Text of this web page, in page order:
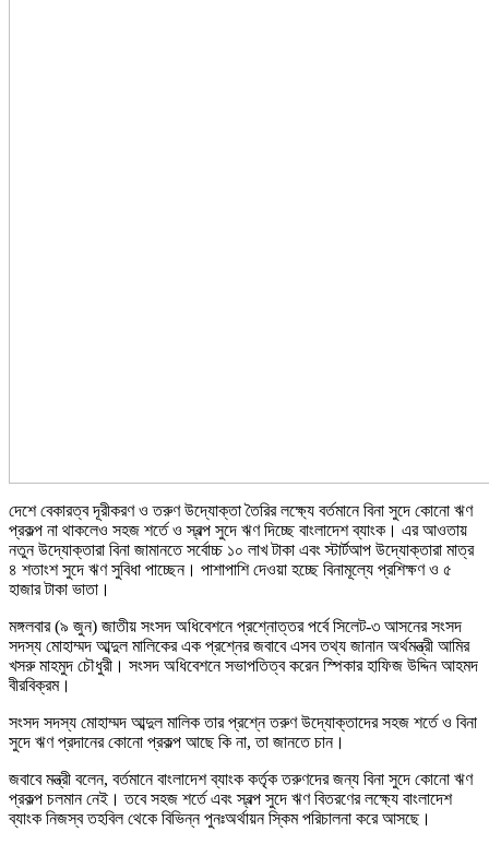
দেশে বেকারত্ব দূরীকরণ ও তরুণ উদ্যোক্তা তৈরির লক্ষ্যে বর্তমানে বিনা সুদে কোনো ঋণ
প্রকল্প না থাকলেও সহজ শর্তে ও স্বল্প সুদে ঋণ দিচ্ছে বাংলাদেশ ব্যাংক। এর আওতায়
নতুন উদ্যোক্তারা বিনা জামানতে সর্বোচ্চ ১০ লাখ টাকা এবং স্টার্টআপ উদ্যোক্তারা মাত্র
৪ শতাংশ সুদে ঋণ সুবিধা পাচ্ছেন। পাশাপাশি দেওয়া হচ্ছে বিনামূল্যে প্রশিক্ষণ ও ৫
হাজার টাকা ভাতা।
মঙ্গলবার (৯ জুন) জাতীয় সংসদ অধিবেশনে প্রশ্নোত্তর পর্বে সিলেট-৩ আসনের সংসদ
সদস্য মোহাম্মদ আব্দুল মালিকের এক প্রশ্নের জবাবে এসব তথ্য জানান অর্থমন্ত্রী আমির
খসরু মাহমুদ চৌধুরী। সংসদ অধিবেশনে সভাপতিত্ব করেন স্পিকার হাফিজ উদ্দিন আহমদ
বীরবিক্রম।
সংসদ সদস্য মোহাম্মদ আব্দুল মালিক তার প্রশ্নে তরুণ উদ্যোক্তাদের সহজ শর্তে ও বিনা
সুদে ঋণ প্রদানের কোনো প্রকল্প আছে কি না, তা জানতে চান।
জবাবে মন্ত্রী বলেন, বর্তমানে বাংলাদেশ ব্যাংক কর্তৃক তরুণদের জন্য বিনা সুদে কোনো ঋণ
প্রকল্প চলমান নেই। তবে সহজ শর্তে এবং স্বল্প সুদে ঋণ বিতরণের লক্ষ্যে বাংলাদেশ
ব্যাংক নিজস্ব তহবিল থেকে বিভিন্ন পুনঃঅর্থায়ন স্কিম পরিচালনা করে আসছে।